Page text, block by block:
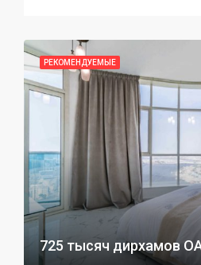
РЕКОМЕНДУЕМЫЕ
725 тысяч дирхамов